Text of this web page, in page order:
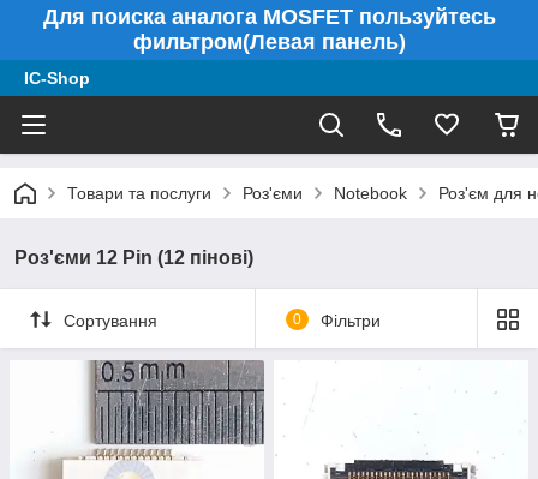
Для поиска аналога MOSFET пользуйтесь
фильтром(Левая панель)
IC-Shop
Товари та послуги Роз'єми Notebook Роз'єм для
Роз'єми 12 Pin (12 пінові)
Сортування 0 Фільтри